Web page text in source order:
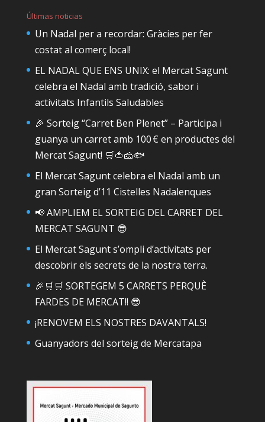
Últimas noticias
Un Nadal per a recordar: Gràcies per fer
costat al comerç local!
EL NADAL QUE ENS UNIX: el Mercat Sagunt
celebra el Nadal amb tradició, sabor i
activitats Infantils Saludables
🎉 Sorteig “Carret Ben Plenet” – Participa i
guanya un carret amb 100 € en productes del
Mercat Sagunt! 🛒🍅🧀🐟
El Mercat Sagunt celebra el Nadal amb un
gran Sorteig d’11 Cistelles Nadalenques
📢 AMPLIEM EL SORTEIG DEL CARRET DEL
MERCAT SAGUNT 😎
El Mercat Sagunt s’ompli d’activitats per
descobrir els secrets de la nostra terra.
🎉🛒🛒 SORTEGEM 5 CARRETS PERQUÈ
FARDES DE MERCAT!! 😎
¡RENOVEM ELS NOSTRES DAVANTALS!
Guanyadors del sorteig de Mercatapa